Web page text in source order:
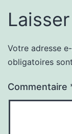
Votre adresse
obligatoires
Commentaire